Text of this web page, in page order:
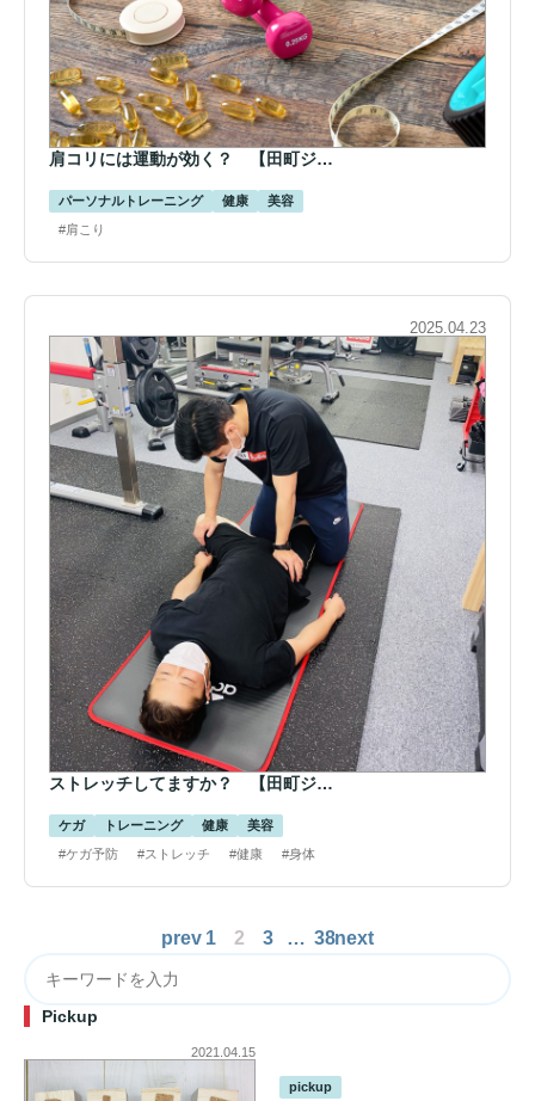
肩コリには運動が効く？ 【田町ジ…
パーソナルトレーニング 健康
美容
#肩こり
2025.04.23
ストレッチしてますか？ 【田町ジ…
ケガ トレーニング 健康
美容
#ケガ予防
#ストレッチ #健康 #身体
prev 1 2 3 … 38next
Pickup
2021.04.15
pickup